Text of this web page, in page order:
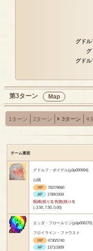
グドル
グ
グドル
第3ターン Map
1ターン 2ターン 3ターン 4
チーム素面
グドルフ・ボイデル(p3p000694)
山賊
HP
7837/9680
AP
1789/1934
呪縛(残り3) 恍惚(残り4)
(-3.50, 7.50, 0.00)
エッダ・フロールリジ(p3p006270)
フロイライン・ファウスト
HP
4730/5740
AP
1371/1809